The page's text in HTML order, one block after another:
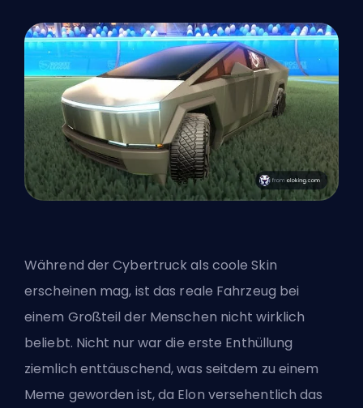
Während der Cybertruck als coole Skin
erscheinen mag, ist das reale Fahrzeug bei
einem Großteil der Menschen nicht wirklich
beliebt. Nicht nur war die erste Enthüllung
ziemlich enttäuschend, was seitdem zu einem
Meme geworden ist, da Elon versehentlich das